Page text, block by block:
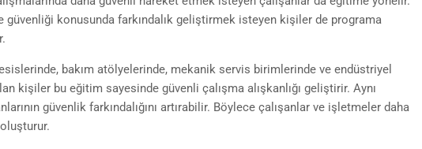
güvenliği konusunda farkındalık geliştirmek isteyen kişiler de programa
bakım atölyelerinde, mekanik servis birimlerinde ve endüstriyel
kişiler bu eğitim sayesinde güvenli çalışma alışkanlığı geliştirir. Aynı
güvenlik farkındalığını artırabilir. Böylece çalışanlar ve işletmeler daha